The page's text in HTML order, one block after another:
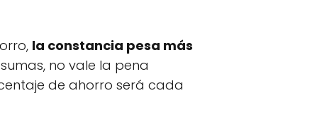
la constancia pesa más
no vale la pena
de ahorro será cada